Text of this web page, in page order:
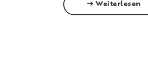
Weiterlesen